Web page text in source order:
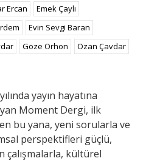
Ercan
Emek Çaylı
Evin Sevgi Baran
Göze Orhon
Ozan Çavdar
yayın hayatına
Moment Dergi, ilk
bu yana, yeni sorularla ve
perspektifleri güçlü,
çalışmalarla, kültürel